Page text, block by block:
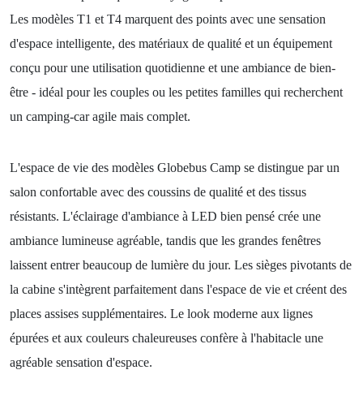
Les modèles T1 et T4 marquent des points avec une sensation
d'espace intelligente, des matériaux de qualité et un équipement
conçu pour une utilisation quotidienne et une ambiance de bien-
être - idéal pour les couples ou les petites familles qui recherchent
un camping-car agile mais complet.
L'espace de vie des modèles Globebus Camp se distingue par un
salon confortable avec des coussins de qualité et des tissus
résistants. L'éclairage d'ambiance à LED bien pensé crée une
ambiance lumineuse agréable, tandis que les grandes fenêtres
laissent entrer beaucoup de lumière du jour. Les sièges pivotants de
la cabine s'intègrent parfaitement dans l'espace de vie et créent des
places assises supplémentaires. Le look moderne aux lignes
épurées et aux couleurs chaleureuses confère à l'habitacle une
agréable sensation d'espace.